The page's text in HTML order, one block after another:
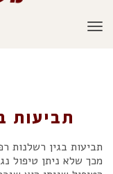
תפריט
תביעות
תביעות בגין רשלנות
מכך שלא ניתן טיפול